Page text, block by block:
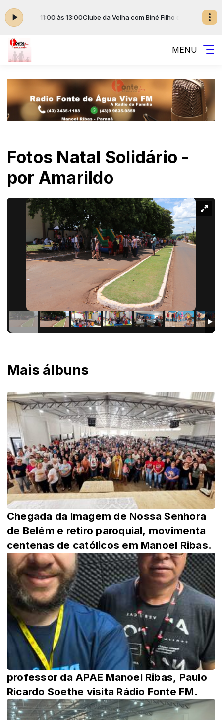
Filho das 11:00 às 13:00Clube da Velha com Biné Filho das 11:00 às
MENU
Fotos Natal Solidário -
por Amarildo
Mais álbuns
Chegada da Imagem de Nossa Senhora
de Belém e retiro paroquial, movimenta
centenas de católicos em Manoel Ribas.
professor da APAE Manoel Ribas, Paulo
Ricardo Soethe visita Rádio Fonte FM.